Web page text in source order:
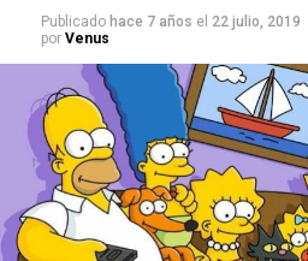
Publicado hace 7 años el 22 julio, 2019
por Venus